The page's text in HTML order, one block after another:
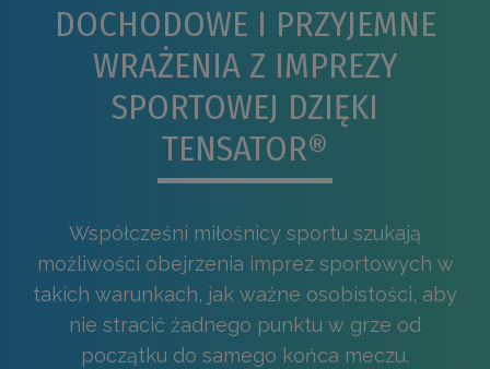
DOCHODOWE I PRZYJEMNE
WRAŻENIA Z IMPREZY
SPORTOWEJ DZIĘKI
TENSATOR®
Współcześni miłośnicy sportu szukają
możliwości obejrzenia imprez sportowych w
takich warunkach, jak ważne osobistości, aby
nie stracić żadnego punktu w grze od
początku do samego końca meczu.